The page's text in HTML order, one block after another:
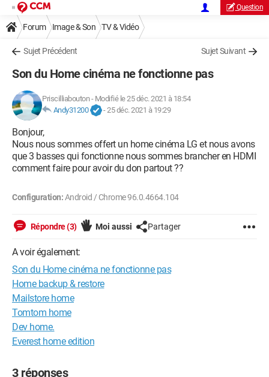
Question
Forum Image & Son TV & Vidéo
Sujet Précédent Sujet Suivant
Son du Home cinéma ne fonctionne pas
Priscilliabouton- Modifié le 25 déc. 2021 à 18:54
Andy31200
-25 déc. 2021 à 19:29
Bonjour,
Nous nous sommes offert un home cinéma LG et nous avons
que 3 basses qui fonctionne nous sommes brancher en HDMI
comment faire pour avoir du don partout ??
Configuration:Android / Chrome 96.0.4664.104
Répondre (3) Moi aussi Partager
A voir également:
Son du Home cinéma ne fonctionne pas
Home backup & restore
Mailstore home
Tomtom home
Dev home.
Everest home edition
3 réponses